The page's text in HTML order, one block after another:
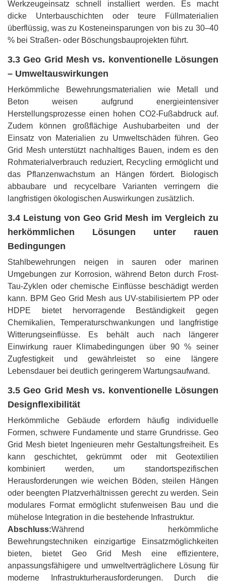
Werkzeugeinsatz schnell installiert werden. Es macht
dicke Unterbauschichten oder teure Füllmaterialien
überflüssig, was zu Kosteneinsparungen von bis zu 30–40
% bei Straßen- oder Böschungsbauprojekten führt.
3.3 Geo Grid Mesh vs. konventionelle Lösungen
– Umweltauswirkungen
Herkömmliche Bewehrungsmaterialien wie Metall und
Beton weisen aufgrund energieintensiver
Herstellungsprozesse einen hohen CO2-Fußabdruck auf.
Zudem können großflächige Aushubarbeiten und der
Einsatz von Materialien zu Umweltschäden führen. Geo
Grid Mesh unterstützt nachhaltiges Bauen, indem es den
Rohmaterialverbrauch reduziert, Recycling ermöglicht und
das Pflanzenwachstum an Hängen fördert. Biologisch
abbaubare und recycelbare Varianten verringern die
langfristigen ökologischen Auswirkungen zusätzlich.
3.4 Leistung von Geo Grid Mesh im Vergleich zu
herkömmlichen Lösungen unter rauen
Bedingungen
Stahlbewehrungen neigen in sauren oder marinen
Umgebungen zur Korrosion, während Beton durch Frost-
Tau-Zyklen oder chemische Einflüsse beschädigt werden
kann. BPM Geo Grid Mesh aus UV-stabilisiertem PP oder
HDPE bietet hervorragende Beständigkeit gegen
Chemikalien, Temperaturschwankungen und langfristige
Witterungseinflüsse. Es behält auch nach längerer
Einwirkung rauer Klimabedingungen über 90 % seiner
Zugfestigkeit und gewährleistet so eine längere
Lebensdauer bei deutlich geringerem Wartungsaufwand.
3.5 Geo Grid Mesh vs. konventionelle Lösungen
Designflexibilität
Herkömmliche Gebäude erfordern häufig individuelle
Formen, schwere Fundamente und starre Grundrisse. Geo
Grid Mesh bietet Ingenieuren mehr Gestaltungsfreiheit. Es
kann geschichtet, gekrümmt oder mit Geotextilien
kombiniert werden, um standortspezifischen
Herausforderungen wie weichen Böden, steilen Hängen
oder beengten Platzverhältnissen gerecht zu werden. Sein
modulares Format ermöglicht stufenweisen Bau und die
mühelose Integration in die bestehende Infrastruktur.
Abschluss:Während herkömmliche
Bewehrungstechniken einzigartige Einsatzmöglichkeiten
bieten, bietet Geo Grid Mesh eine effizientere,
anpassungsfähigere und umweltverträglichere Lösung für
moderne Infrastrukturherausforderungen. Durch die